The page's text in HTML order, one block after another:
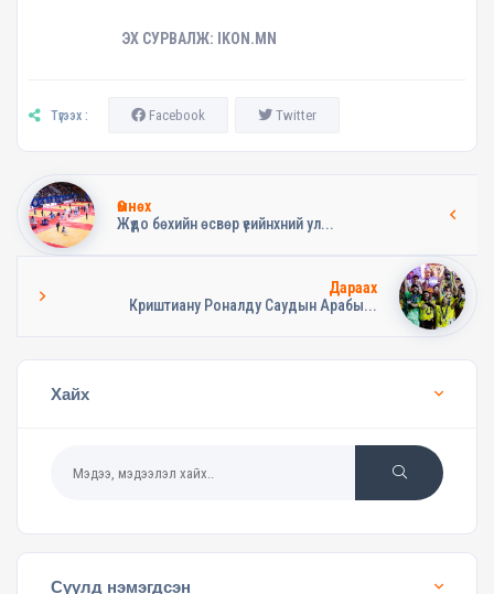
ЭХ СУРВАЛЖ: IKON.MN
Түгээх : Facebook Twitter
Өмнөх
Жүдо бөхийн өсвөр үеийнхний ул...
Дараах
Криштиану Роналду Саудын Арабы...
Хайх
Сүүлд нэмэгдсэн